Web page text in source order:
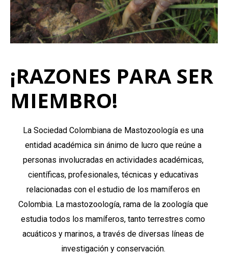
¡RAZONES PARA SER
MIEMBRO!
La Sociedad Colombiana de Mastozoología es una
entidad académica sin ánimo de lucro que reúne a
personas involucradas en actividades académicas,
científicas, profesionales, técnicas y educativas
relacionadas con el estudio de los mamíferos en
Colombia. La mastozoología, rama de la zoología que
estudia todos los mamíferos, tanto terrestres como
acuáticos y marinos, a través de diversas líneas de
investigación y conservación.